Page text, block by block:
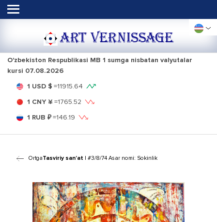
ART VERNISSAGE
O'zbekiston Respublikasi MB 1 sumga nisbatan valyutalar
kursi 07.08.2026
1 USD $ =11915.64
1 CNY ¥ =1765.52
1 RUB ₽=146.19
OrtgaTasviriy san'at | #3/8/74 Asar nomi: Sokinlik